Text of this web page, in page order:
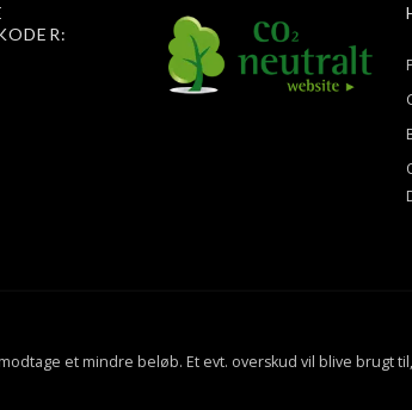
et mindre beløb. Et evt. overskud vil blive brugt